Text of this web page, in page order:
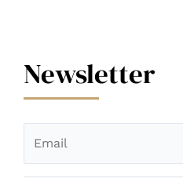
Newsletter